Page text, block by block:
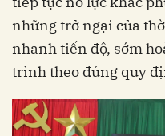
những trở ngại của
nhanh tiến độ, sớm
trình theo đúng quy